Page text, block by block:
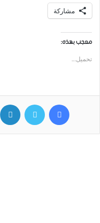
مشاركة
معجب بهذه:
تحميل...
فيسبوك تويتر